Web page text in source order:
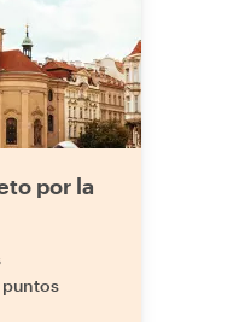
por la
puntos